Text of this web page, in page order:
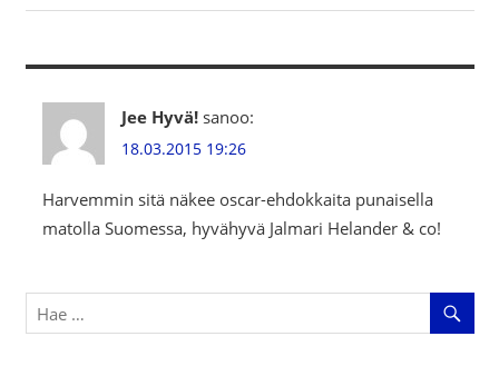
Jee Hyvä! sanoo:
18.03.2015 19:26
Harvemmin sitä näkee oscar-ehdokkaita punaisella
matolla Suomessa, hyvähyvä Jalmari Helander & co!